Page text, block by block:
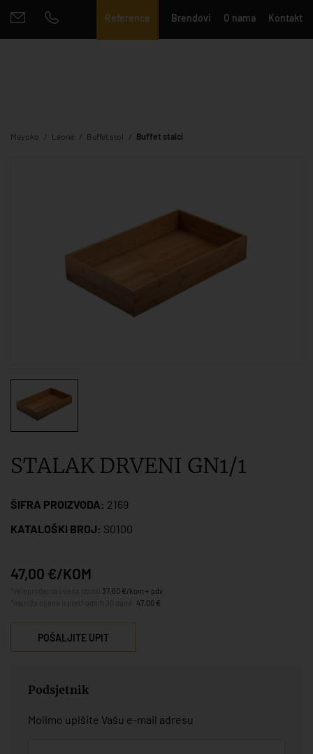
Reference Brendovi O nama Kontakt
Mayoko Leone Buffet stol Buffet stalci
STALAK DRVENI GN1/1
ŠIFRA PROIZVODA: 2169
KATALOŠKI BROJ: S0100
47,00 €/KOM
37,60 €/kom + pdv
47,00 €
POŠALJITE UPIT
Podsjetnik
Molimo upišite Vašu e-mail adresu